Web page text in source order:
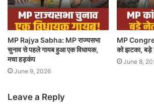
MP Rajya Sabha: MP राज्यसभा
चुनाव से पहले गायब हुआ एक विधायक,
मचा हड़कंप
June 9, 2026
MP
को झटका, बड़े
June 8,
Leave a Reply